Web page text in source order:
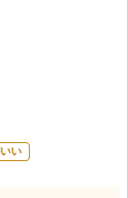
い